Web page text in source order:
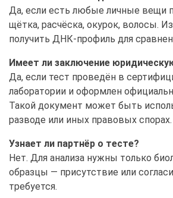
Да, если есть любые личные вещи
щётка, расчёска, окурок, волосы.
получить ДНК-профиль для
Имеет ли заключение
Да, если тест проведён в
лаборатории и оформлен
Такой документ может быть
разводе или иных правовых спорах.
Узнает ли партнёр о тесте?
Нет. Для анализа нужны только
образцы — присутствие или
требуется.